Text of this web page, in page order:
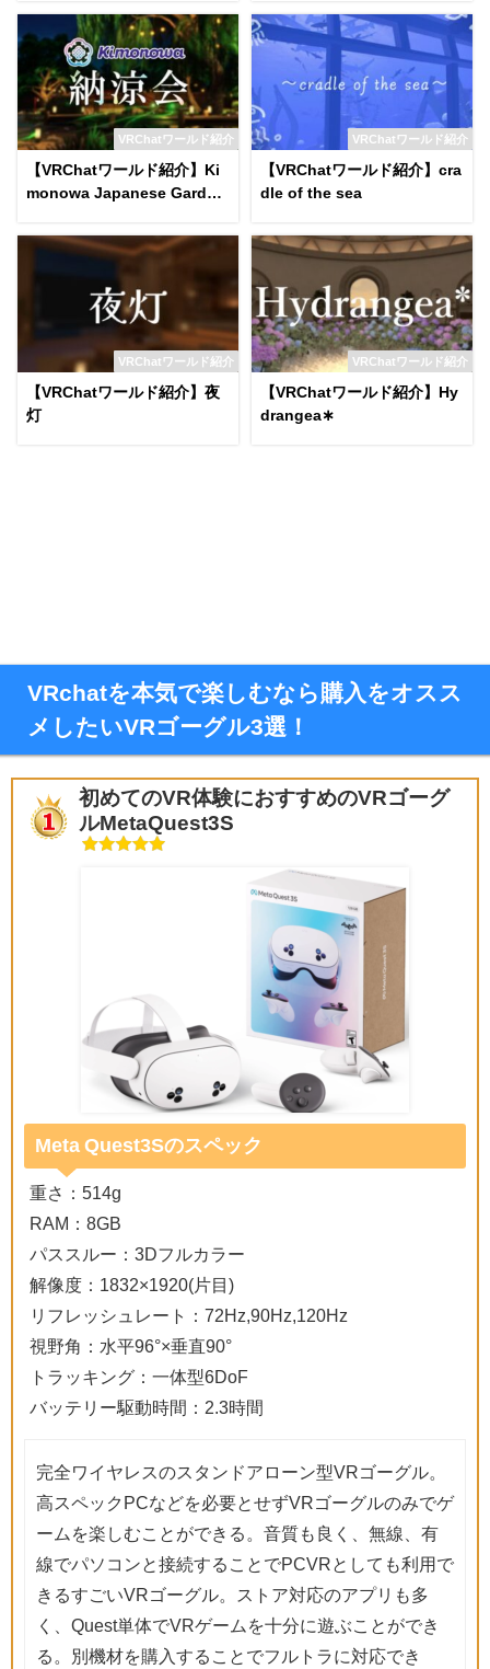
VRChatワールド紹介
【VRChatワールド紹介】Ki
monowa Japanese Garden
VRChatワールド紹介
【VRChatワールド紹介】cra
dle of the sea
VRChatワールド紹介
【VRChatワールド紹介】夜
灯
VRChatワールド紹介
【VRChatワールド紹介】Hy
drangea∗
VRchatを本気で楽しむなら購入をオスス
メしたいVRゴーグル3選！
初めてのVR体験におすすめのVRゴーグ
ルMetaQuest3S
Meta Quest3Sのスペック
重さ：514g
RAM：8GB
パススルー：3Dフルカラー
解像度：1832×1920(片目)
リフレッシュレート：72Hz,90Hz,120Hz
視野角：水平96°×垂直90°
トラッキング：一体型6DoF
バッテリー駆動時間：2.3時間
完全ワイヤレスのスタンドアローン型VRゴーグル。
高スペックPCなどを必要とせずVRゴーグルのみでゲ
ームを楽しむことができる。音質も良く、無線、有
線でパソコンと接続することでPCVRとしても利用で
きるすごいVRゴーグル。ストア対応のアプリも多
く、Quest単体でVRゲームを十分に遊ぶことができ
る。別機材を購入することでフルトラに対応でき